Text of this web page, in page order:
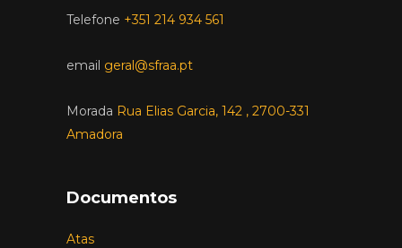
Telefone +351 214 934 561
email geral@sfraa.pt
Morada Rua Elias Garcia, 142 , 2700-331
Amadora
Documentos
Atas